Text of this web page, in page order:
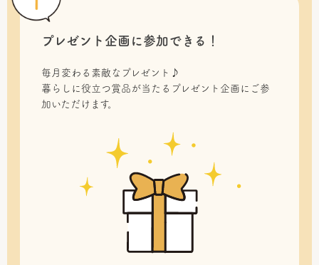
プレゼント企画に参加できる！
毎月変わる素敵なプレゼント♪
暮らしに役立つ賞品が当たるプレゼント企画にご参
加いただけます。